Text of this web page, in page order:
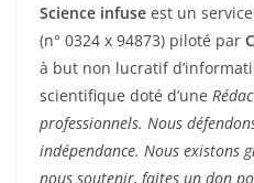
Science infuse est un
(n° 0324 x 94873) piloté par
à but non lucratif
scientifique doté d’une
professionnels. Nous
indépendance. Nous existons
nous soutenir, faites un don